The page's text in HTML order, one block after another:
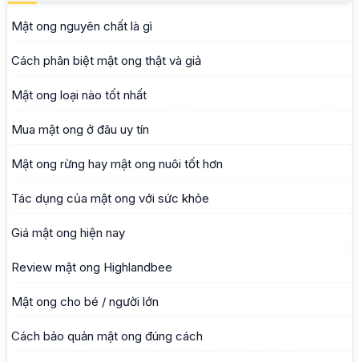
Mật ong nguyên chất là gì
Cách phân biệt mật ong thật và giả
Mật ong loại nào tốt nhất
Mua mật ong ở đâu uy tín
Mật ong rừng hay mật ong nuôi tốt hơn
Tác dụng của mật ong với sức khỏe
Giá mật ong hiện nay
Review mật ong Highlandbee
Mật ong cho bé / người lớn
Cách bảo quản mật ong đúng cách